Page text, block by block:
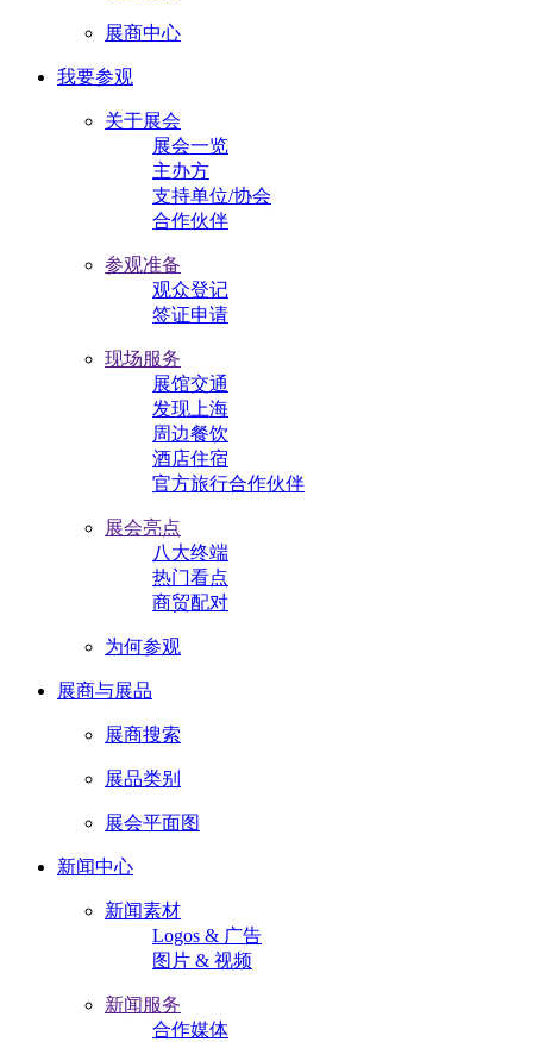
展商中心
我要参观
关于展会
展会一览
主办方
支持单位/协会
合作伙伴
参观准备
观众登记
签证申请
现场服务
展馆交通
发现上海
周边餐饮
酒店住宿
官方旅行合作伙伴
展会亮点
八大终端
热门看点
商贸配对
为何参观
展商与展品
展商搜索
展品类别
展会平面图
新闻中心
新闻素材
Logos & 广告
图片 & 视频
新闻服务
合作媒体